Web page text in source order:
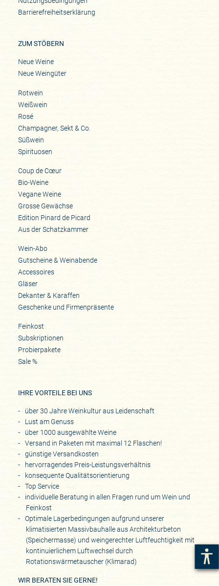
Barrierefreiheitserklärung
ZUM STÖBERN
Neue Weine
Neue Weingüter
Rotwein
Weißwein
Rosé
Champagner, Sekt & Co.
Süßwein
Spirituosen
Coup de Cœur
Bio-Weine
Vegane Weine
Grosse Gewächse
Edition Pinard de Picard
Aus der Schatzkammer
Wein-Abo
Gutscheine & Weinabende
Accessoires
Gläser
Dekanter & Karaffen
Geschenke und Firmenpräsente
Feinkost
Subskriptionen
Probierpakete
Sale %
IHRE VORTEILE BEI UNS
über 30 Jahre Weinkultur aus Leidenschaft
Lust am Genuss
über 1000 ausgewählte Weine
Versand in Paketen mit maximal 12 Flaschen!
günstige Versandkosten
hervorragendes Preis-Leistungsverhältnis
konsequente Qualitätsorientierung
Top Service
individuelle Beratung in allen Fragen rund um Wein und
Feinkost
Optimale Lagerbedingungen aufgrund unserer
klimatisierten Massivbauhalle aus Architekturbeton
(Speichermasse) und weingerechter Luftfeuchtigkeit mit
kontinuierlichem Luftwechsel durch
Rotationswärmetauscher (Klimarad)
WIR BERATEN SIE GERNE!